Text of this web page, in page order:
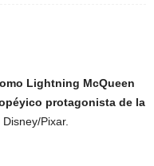
Lightning McQueen
protagonista de la
Disney/Pixar.